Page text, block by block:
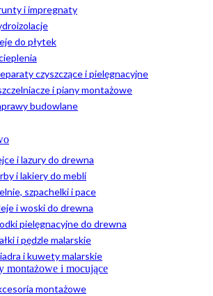
i impregnaty
do płytek
czyszczące i pielęgnacyjne
i piany montażowe
budowlane
i lazury do drewna
i lakiery do mebli
szpachelki i pace
i woski do drewna
pielęgnacyjne do drewna
i pędzle malarskie
i kuwety malarskie
montażowe i mocujące
montażowe